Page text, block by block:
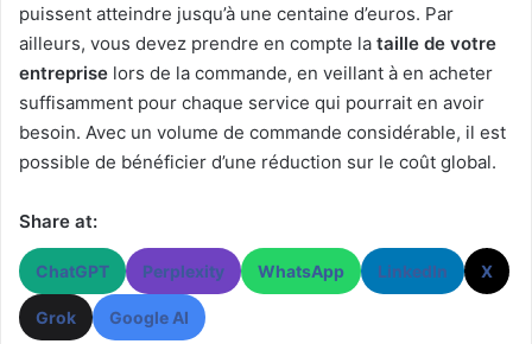
puissent atteindre jusqu’à une centaine d’euros. Par
ailleurs, vous devez prendre en compte la taille de votre
entreprise lors de la commande, en veillant à en acheter
suffisamment pour chaque service qui pourrait en avoir
besoin. Avec un volume de commande considérable, il est
possible de bénéficier d’une réduction sur le coût global.
Share at:
ChatGPT Perplexity WhatsApp LinkedIn X
Grok Google AI